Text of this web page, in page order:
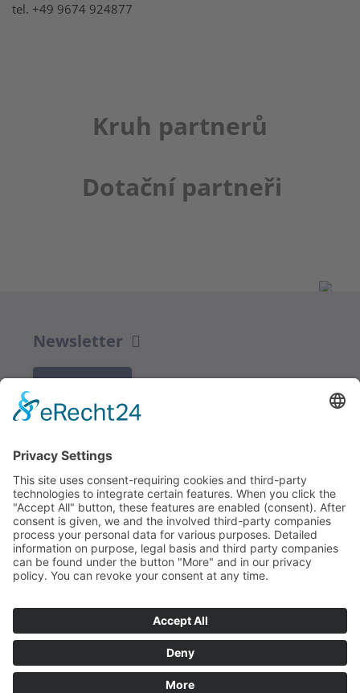
tel. +49 9674 924877
Kruh partnerů
Dotační partneři
Newsletter
Redakce bbkult.net
Centrum Bavaria Bohemia (CeBB)
Dr. Veronika Hofinger
Freyung 1, 92539 Schönsee
Tel.:+49 (0)9674 / 92 48 78
veronika.hofinger@cebb.de
bbkult.net